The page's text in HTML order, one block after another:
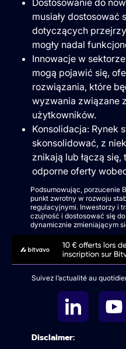
Dostosowanie do
musiały dostosować
dotyczących
mogły nadal
Innowacje w
mogą pojawić się,
rozwiązania, które
wyzwania związane
użytkowników.
Konsolidacja: Rynek
skonsolidować, z
znikają lub łączą
odporne oferty
Podsumowując, porzucenie
punkt zwrotny w rozwoju
regulacyjnymi. Inwestorzy i
czujność i dostosować się
dynamicznie zmieniającym
Suivez l’actualité au
Disclaimer: